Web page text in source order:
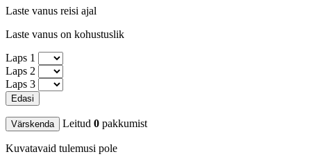
Laste vanus reisi ajal
Laste vanus on kohustuslik
Laps 1
Laps 2
Laps 3
Edasi
Värskenda Leitud 0 pakkumist
Kuvatavaid tulemusi pole